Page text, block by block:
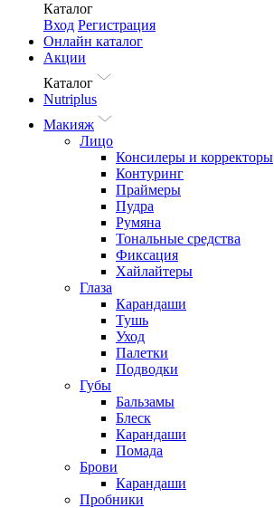
Каталог
Вход Регистрация
Онлайн каталог
Акции
Каталог
Nutriplus
Макияж
Лицо
Консилеры и корректоры
Контуринг
Праймеры
Пудра
Румяна
Тональные средства
Фиксация
Хайлайтеры
Глаза
Карандаши
Тушь
Уход
Палетки
Подводки
Губы
Бальзамы
Блеск
Карандаши
Помада
Брови
Карандаши
Пробники